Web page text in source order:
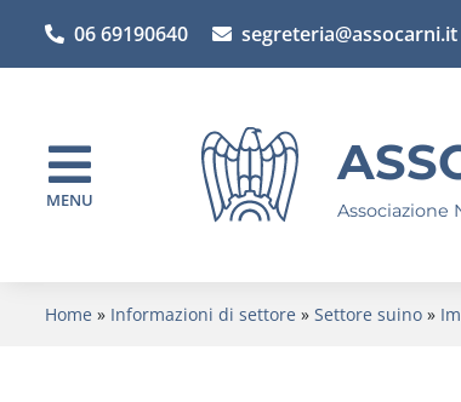
06 69190640 segreteria@assocarni.it
MENU
Associazione
Home » Informazioni di settore » Settore suino »